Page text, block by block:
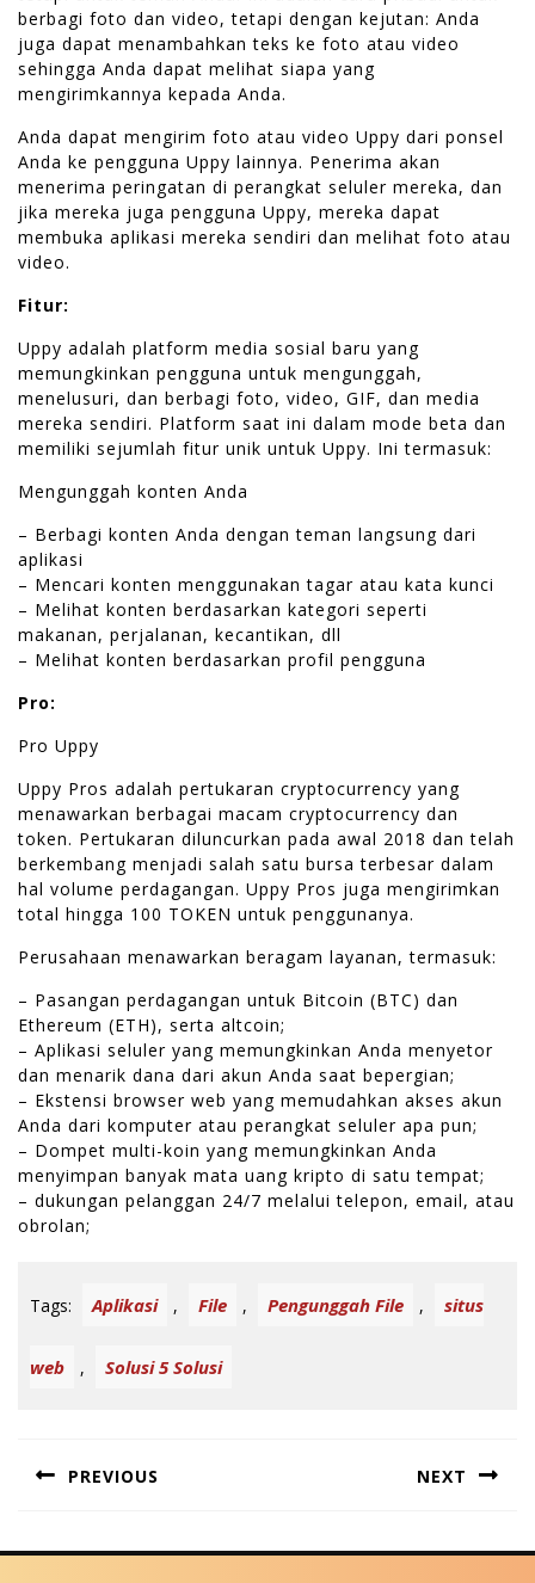
berbagi foto dan video, tetapi dengan kejutan: Anda
juga dapat menambahkan teks ke foto atau video
sehingga Anda dapat melihat siapa yang
mengirimkannya kepada Anda.
Anda dapat mengirim foto atau video Uppy dari ponsel
Anda ke pengguna Uppy lainnya. Penerima akan
menerima peringatan di perangkat seluler mereka, dan
jika mereka juga pengguna Uppy, mereka dapat
membuka aplikasi mereka sendiri dan melihat foto atau
video.
Fitur:
Uppy adalah platform media sosial baru yang
memungkinkan pengguna untuk mengunggah,
menelusuri, dan berbagi foto, video, GIF, dan media
mereka sendiri. Platform saat ini dalam mode beta dan
memiliki sejumlah fitur unik untuk Uppy. Ini termasuk:
Mengunggah konten Anda
– Berbagi konten Anda dengan teman langsung dari
aplikasi
– Mencari konten menggunakan tagar atau kata kunci
– Melihat konten berdasarkan kategori seperti
makanan, perjalanan, kecantikan, dll
– Melihat konten berdasarkan profil pengguna
Pro:
Pro Uppy
Uppy Pros adalah pertukaran cryptocurrency yang
menawarkan berbagai macam cryptocurrency dan
token. Pertukaran diluncurkan pada awal 2018 dan telah
berkembang menjadi salah satu bursa terbesar dalam
hal volume perdagangan. Uppy Pros juga mengirimkan
total hingga 100 TOKEN untuk penggunanya.
Perusahaan menawarkan beragam layanan, termasuk:
– Pasangan perdagangan untuk Bitcoin (BTC) dan
Ethereum (ETH), serta altcoin;
– Aplikasi seluler yang memungkinkan Anda menyetor
dan menarik dana dari akun Anda saat bepergian;
– Ekstensi browser web yang memudahkan akses akun
Anda dari komputer atau perangkat seluler apa pun;
– Dompet multi-koin yang memungkinkan Anda
menyimpan banyak mata uang kripto di satu tempat;
– dukungan pelanggan 24/7 melalui telepon, email, atau
obrolan;
Tags: Aplikasi , File , Pengunggah File , situs
web , Solusi 5 Solusi
s
PREVIOUS NEXT